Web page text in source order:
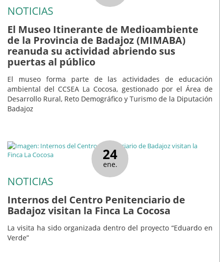
NOTICIAS
El Museo Itinerante de Medioambiente
de la Provincia de Badajoz (MIMABA)
reanuda su actividad abriendo sus
puertas al público
El museo forma parte de las actividades de educación
ambiental del CCSEA La Cocosa, gestionado por el Área de
Desarrollo Rural, Reto Demográfico y Turismo de la Diputación
Badajoz
24
ene.
NOTICIAS
Internos del Centro Penitenciario de
Badajoz visitan la Finca La Cocosa
La visita ha sido organizada dentro del proyecto “Eduardo en
Verde”